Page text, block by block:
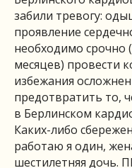
забили тревогу:
проявление
необходимо срочно
месяцев) провести
избежания
предотвратить то,
в Берлинском
Каких-либо
работаю я один,
шестилетняя